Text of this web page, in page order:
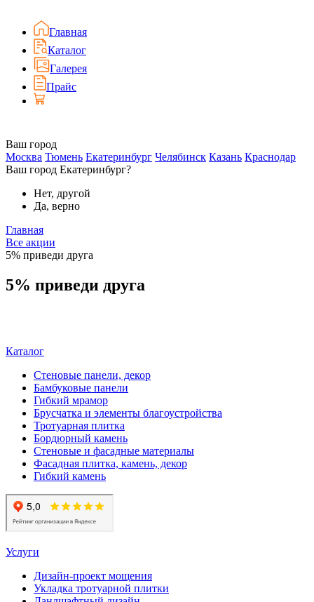
Главная
Каталог
Галерея
Прайс
Ваш город
Москва Тюмень Екатеринбург Челябинск Казань Краснодар
Ваш город Екатеринбург?
Нет, другой
Да, верно
Главная
Все акции
5% приведи друга
5% приведи друга
Каталог
Стеновые панели, декор
Бамбуковые панели
Гибкий мрамор
Брусчатка и элементы благоустройства
Тротуарная плитка
Бордюрный камень
Стеновые и фасадные материалы
Фасадная плитка, камень, декор
Гибкий камень
Услуги
Дизайн-проект мощения
Укладка тротуарной плитки